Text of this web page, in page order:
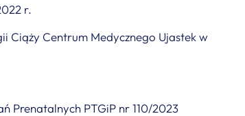
r.
Ciąży Centrum Medycznego Ujastek w
Prenatalnych PTGiP nr 110/2023